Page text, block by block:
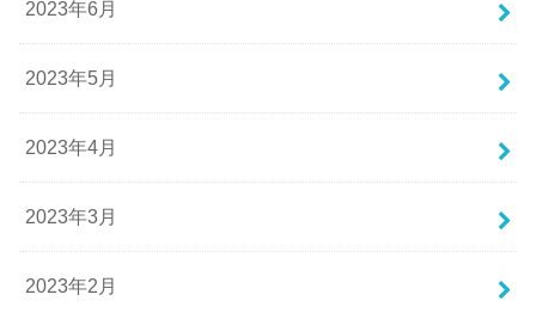
2023年6月
2023年5月
2023年4月
2023年3月
2023年2月